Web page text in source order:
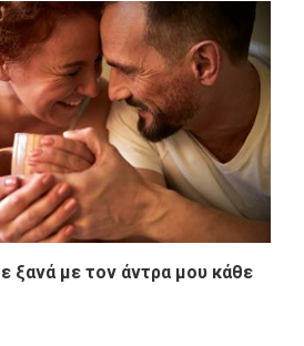
ξανά με τον άντρα μου κάθε